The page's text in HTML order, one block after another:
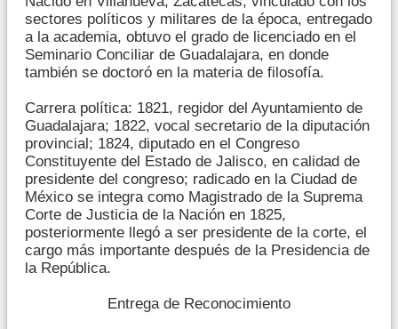
sectores políticos y militares de la época, entregado
a la academia, obtuvo el grado de licenciado en el
Seminario Conciliar de Guadalajara, en donde
también se doctoró en la materia de filosofía.
Carrera política: 1821, regidor del Ayuntamiento de
Guadalajara; 1822, vocal secretario de la diputación
provincial; 1824, diputado en el Congreso
Constituyente del Estado de Jalisco, en calidad de
presidente del congreso; radicado en la Ciudad de
México se integra como Magistrado de la Suprema
Corte de Justicia de la Nación en 1825,
posteriormente llegó a ser presidente de la corte, el
cargo más importante después de la Presidencia de
la República.
Entrega de Reconocimiento